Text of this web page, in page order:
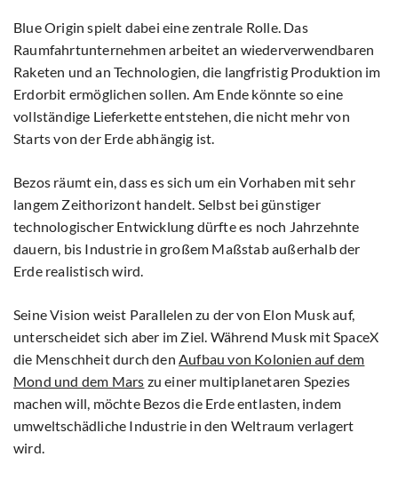
Blue Origin spielt dabei eine zentrale Rolle. Das
Raumfahrtunternehmen arbeitet an wiederverwendbaren
Raketen und an Technologien, die langfristig Produktion im
Erdorbit ermöglichen sollen. Am Ende könnte so eine
vollständige Lieferkette entstehen, die nicht mehr von
Starts von der Erde abhängig ist.
Bezos räumt ein, dass es sich um ein Vorhaben mit sehr
langem Zeithorizont handelt. Selbst bei günstiger
technologischer Entwicklung dürfte es noch Jahrzehnte
dauern, bis Industrie in großem Maßstab außerhalb der
Erde realistisch wird.
Seine Vision weist Parallelen zu der von Elon Musk auf,
unterscheidet sich aber im Ziel. Während Musk mit SpaceX
die Menschheit durch den Aufbau von Kolonien auf dem
Mond und dem Mars zu einer multiplanetaren Spezies
machen will, möchte Bezos die Erde entlasten, indem
umweltschädliche Industrie in den Weltraum verlagert
wird.